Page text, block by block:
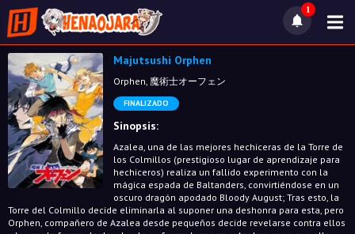
1
Majutsushi Orphen
Orphen, 魔術士オーフェン
FINALIZADO
Sinopsis:
Azalea, una de las mejores hechiceras de la Torre de
los Colmillos (prestigioso lugar de aprendizaje para
hechiceros) realiza un fallido experimento con la
mágica espada de Baltanders, convirtiéndose en un
oscuro dragón apodado Bloody August; Tras esto, la
Torre del Colmillo decide eliminarla al suponer una deshonra para esta, pero
Orphen, compañero de Azalea desde pequeños decide revelarse contra ellos